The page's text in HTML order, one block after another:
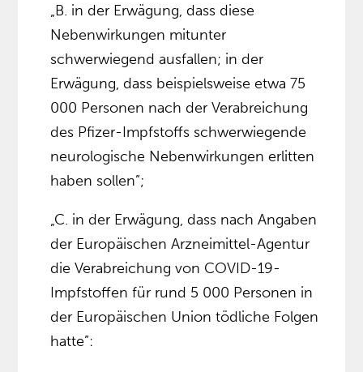
„B. in der Erwägung, dass diese
Nebenwirkungen mitunter
schwerwiegend ausfallen; in der
Erwägung, dass beispielsweise etwa 75
000 Personen nach der Verabreichung
des Pfizer-Impfstoffs schwerwiegende
neurologische Nebenwirkungen erlitten
haben sollen”;
„C. in der Erwägung, dass nach Angaben
der Europäischen Arzneimittel-Agentur
die Verabreichung von COVID-19-
Impfstoffen für rund 5 000 Personen in
der Europäischen Union tödliche Folgen
hatte”: